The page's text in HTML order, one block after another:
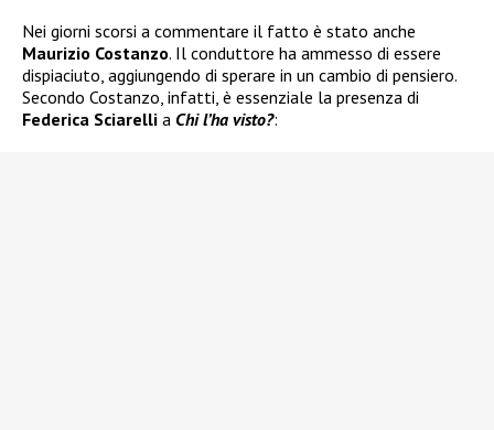
Nei giorni scorsi a commentare il fatto è stato anche
Maurizio Costanzo. Il conduttore ha ammesso di essere
dispiaciuto, aggiungendo di sperare in un cambio di pensiero.
Secondo Costanzo, infatti, è essenziale la presenza di
Federica Sciarelli a Chi l’ha visto?: